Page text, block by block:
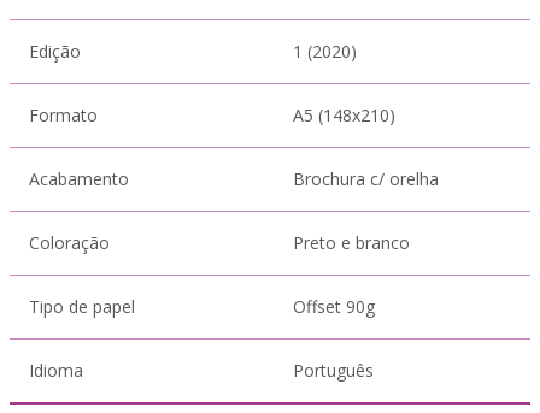
Edição 1 (2020)
Formato A5 (148x210)
Acabamento Brochura c/ orelha
Coloração Preto e branco
Tipo de papel Offset 90g
Idioma Português